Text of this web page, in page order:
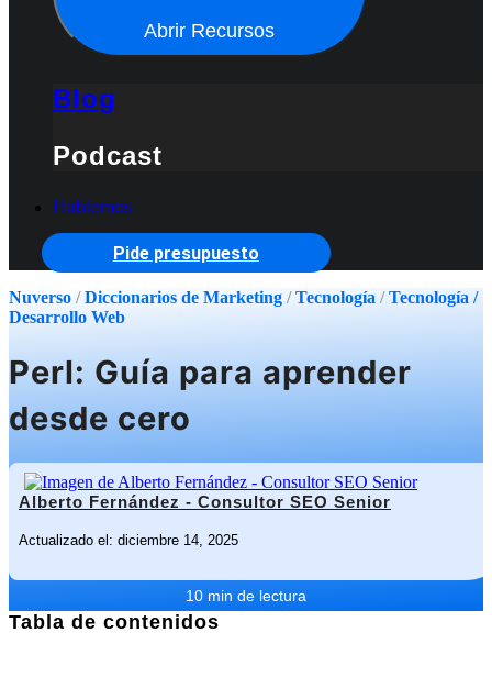
Abrir Recursos
Blog
Podcast
Hablemos
Pide presupuesto
Nuverso /Diccionarios de Marketing /Tecnología /Tecnología /
Desarrollo Web
Perl: Guía para aprender
desde cero
Alberto Fernández - Consultor SEO Senior
Actualizado el: diciembre 14, 2025
10 min de lectura
Tabla de contenidos